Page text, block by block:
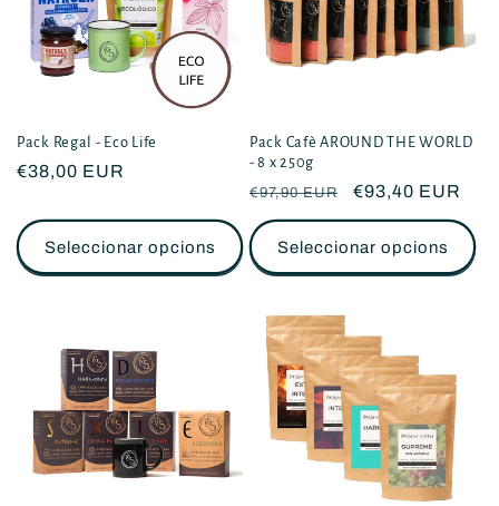
Pack Regal - Eco Life
Preu
€38,00 EUR
Seleccionar opcions
Pack Cafè AROUND THE WORLD
- 8 x 250g
Preu
habitual
€97,90 EUR Promoció
€93,40 EUR
Seleccionar opcions